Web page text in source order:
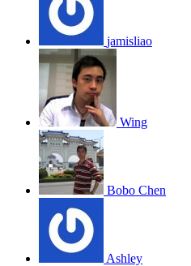
jamisliao
Wing
Bobo Chen
Ashley